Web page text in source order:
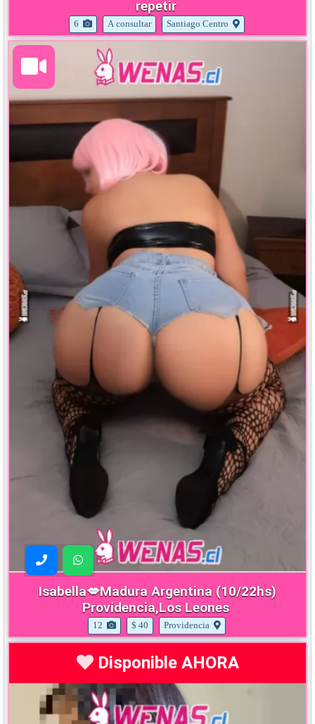
repetir
6 A consultar Santiago Centro
Isabella💋Madura Argentina (10/22hs)
Providencia,Los Leones
12 $ 40 Providencia
Disponible AHORA